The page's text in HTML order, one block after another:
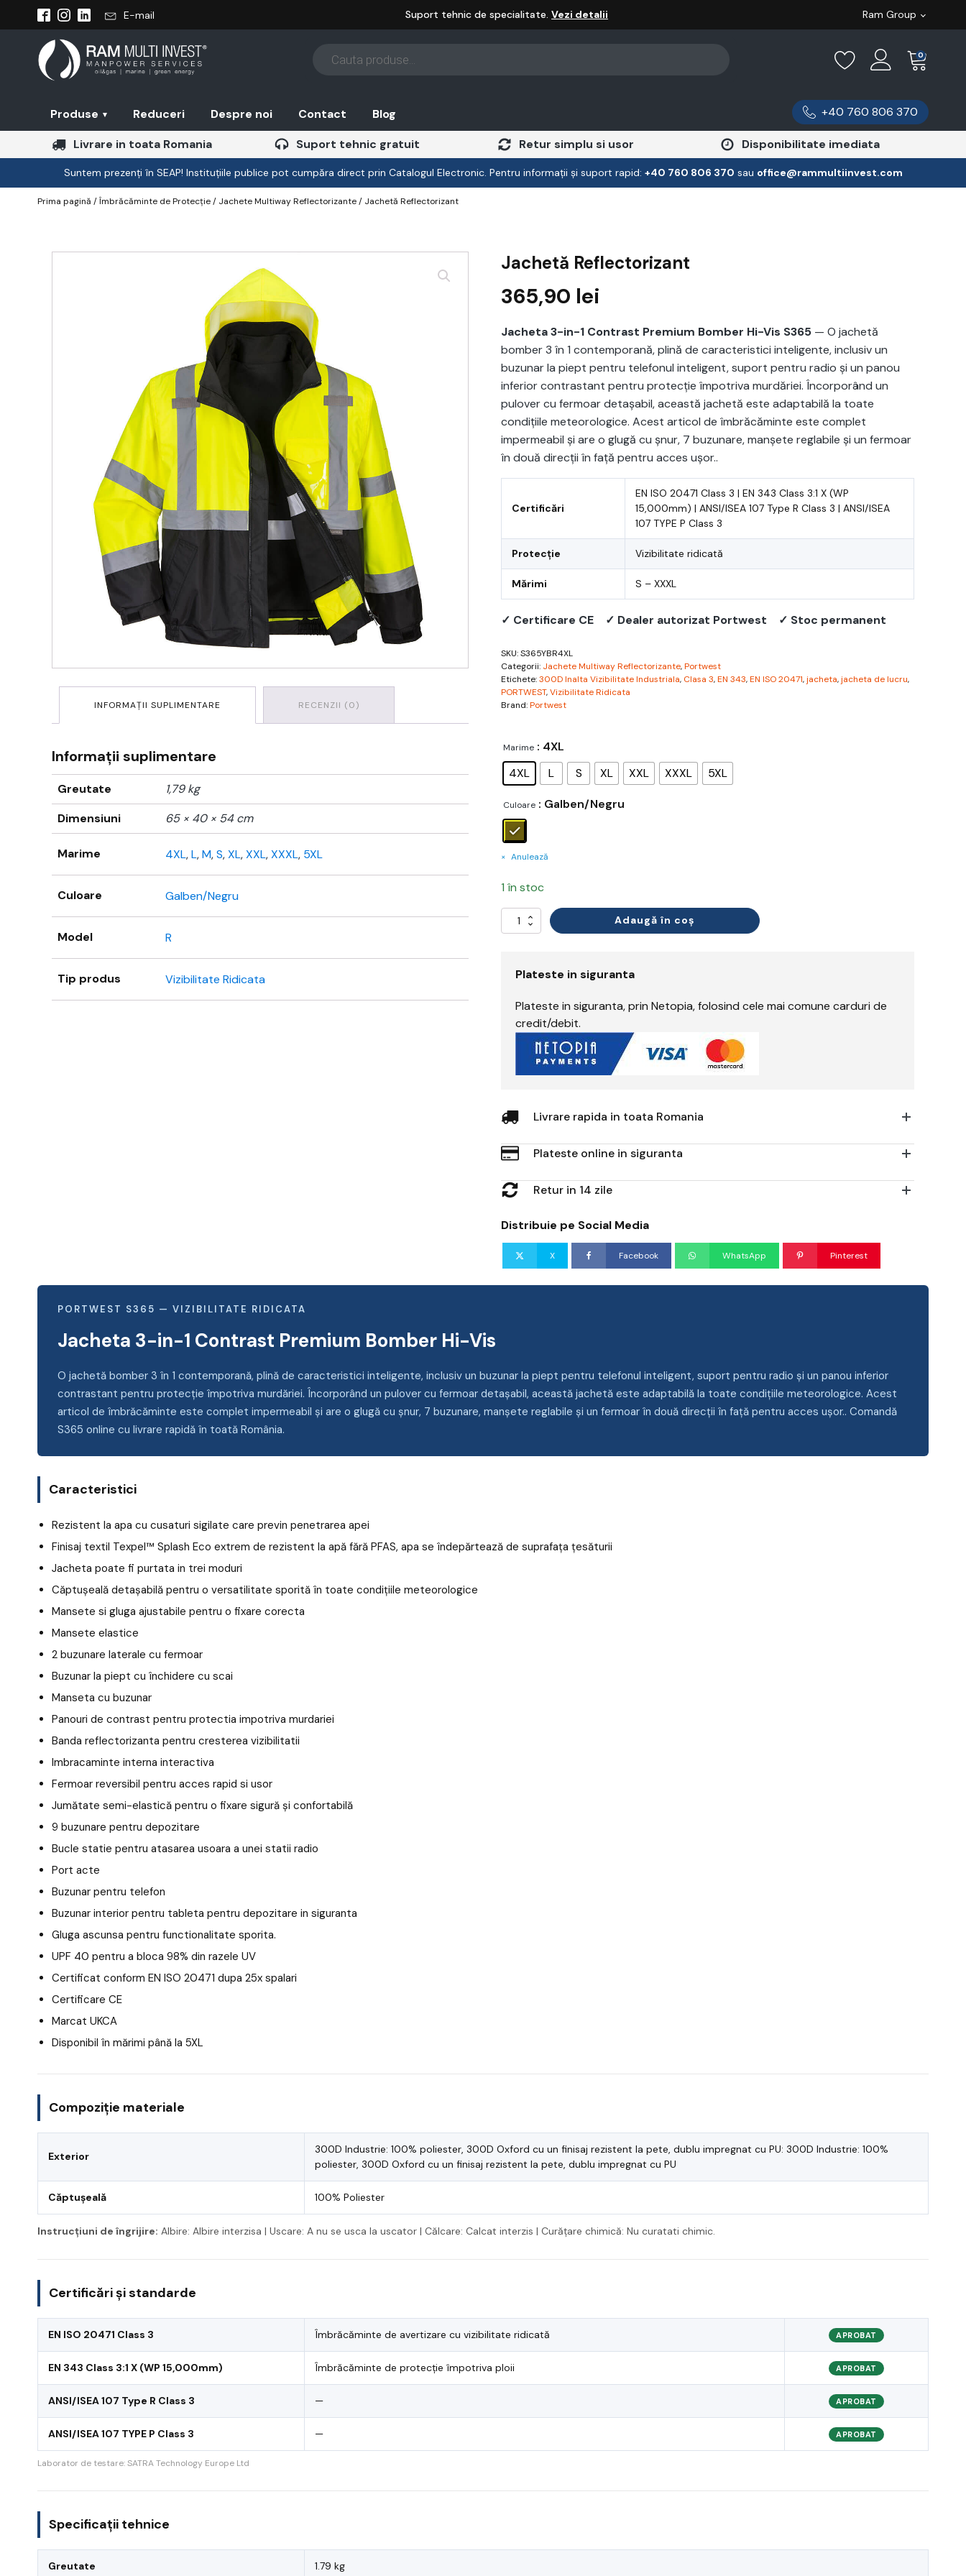
E-mail Suport tehnic de specialitate.Vezi detalii Ram Group
Products
search
0
Produse ▾ Reduceri Despre noi Contact Blog +40 760 806 370
Livrare in toata Romania Suport tehnic gratuit Retur simplu si usor Disponibilitate imediata
Suntem prezenți în SEAP! Instituțiile publice pot cumpăra direct prin Catalogul Electronic. Pentru informații și suport rapid: ‪+40 760 806 370 ‬ sau office@rammultiinvest.com
Prima pagină /Îmbrăcăminte de Protecție/ Jachete Multiway Reflectorizante/ Jachetă Reflectorizant
INFORMAȚII SUPLIMENTARE RECENZII (0)
Informații suplimentare
Greutate
1,79 kg
Dimensiuni
65 × 40 × 54 cm
Marime 4XL,L,M,S,XL,XXL,XXXL, 5XL
Culoare Galben/Negru
Model R
Tip produs Vizibilitate Ridicata
Jachetă Reflectorizant
365,90 lei
Jacheta 3-in-1 Contrast Premium Bomber Hi-Vis S365 — O jachetă
bomber 3 în 1 contemporană, plină de caracteristici inteligente, inclusiv un
buzunar la piept pentru telefonul inteligent, suport pentru radio și un panou
inferior contrastant pentru protecție împotriva murdăriei. Încorporând un
pulover cu fermoar detașabil, această jachetă este adaptabilă la toate
condițiile meteorologice. Acest articol de îmbrăcăminte este complet
impermeabil și are o glugă cu șnur, 7 buzunare, manșete reglabile și un fermoar
în două direcții în față pentru acces ușor..
Certificări
EN ISO 20471 Class 3 | EN 343 Class 3:1 X (WP
15,000mm) | ANSI/ISEA 107 Type R Class 3 | ANSI/ISEA
107 TYPE P Class 3
Protecție Vizibilitate ridicată
Mărimi S – XXXL
✓ Certificare CE ✓ Dealer autorizat Portwest ✓ Stoc permanent
SKU:S365YBR4XL
Categorii: Jachete Multiway Reflectorizante,Portwest
Etichete:300D Inalta Vizibilitate Industriala, Clasa 3,EN 343,EN ISO 20471,jacheta,jacheta de lucru,
PORTWEST,Vizibilitate Ridicata
Brand:Portwest
Marime : 4XL
4XL
L S XL XXL XXXL 5XL
Culoare : Galben/Negru
Anulează
1 în stoc
Cantitate
Jachetă
Adaugă în coș
Plateste in siguranta
Plateste in siguranta, prin Netopia, folosind cele mai comune carduri de
credit/debit.
Livrare rapida in toata Romania
Plateste online in siguranta
Retur in 14 zile
Distribuie pe Social Media
X Facebook WhatsApp Pinterest
PORTWEST S365 — VIZIBILITATE RIDICATA
Jacheta 3-in-1 Contrast Premium Bomber Hi-Vis
O jachetă bomber 3 în 1 contemporană, plină de caracteristici inteligente, inclusiv un buzunar la piept pentru telefonul inteligent, suport pentru radio și un panou inferior
contrastant pentru protecție împotriva murdăriei. Încorporând un pulover cu fermoar detașabil, această jachetă este adaptabilă la toate condițiile meteorologice. Acest
articol de îmbrăcăminte este complet impermeabil și are o glugă cu șnur, 7 buzunare, manșete reglabile și un fermoar în două direcții în față pentru acces ușor.. Comandă
S365 online cu livrare rapidă în toată România.
Caracteristici
Rezistent la apa cu cusaturi sigilate care previn penetrarea apei
Finisaj textil Texpel™ Splash Eco extrem de rezistent la apă fără PFAS, apa se îndepărtează de suprafața țesăturii
Jacheta poate fi purtata in trei moduri
Căptușeală detașabilă pentru o versatilitate sporită în toate condițiile meteorologice
Mansete si gluga ajustabile pentru o fixare corecta
Mansete elastice
2 buzunare laterale cu fermoar
Buzunar la piept cu închidere cu scai
Manseta cu buzunar
Panouri de contrast pentru protectia impotriva murdariei
Banda reflectorizanta pentru cresterea vizibilitatii
Imbracaminte interna interactiva
Fermoar reversibil pentru acces rapid si usor
Jumătate semi-elastică pentru o fixare sigură și confortabilă
9 buzunare pentru depozitare
Bucle statie pentru atasarea usoara a unei statii radio
Port acte
Buzunar pentru telefon
Buzunar interior pentru tableta pentru depozitare in siguranta
Gluga ascunsa pentru functionalitate sporita.
UPF 40 pentru a bloca 98% din razele UV
Certificat conform EN ISO 20471 dupa 25x spalari
Certificare CE
Marcat UKCA
Disponibil în mărimi până la 5XL
Compoziție materiale
Exterior
300D Industrie: 100% poliester, 300D Oxford cu un finisaj rezistent la pete, dublu impregnat cu PU: 300D Industrie: 100%
poliester, 300D Oxford cu un finisaj rezistent la pete, dublu impregnat cu PU
Căptușeală 100% Poliester
Instrucțiuni de îngrijire: Albire: Albire interzisa | Uscare: A nu se usca la uscator | Călcare: Calcat interzis | Curățare chimică: Nu curatati chimic.
Certificări și standarde
EN ISO 20471 Class 3 Îmbrăcăminte de avertizare cu vizibilitate ridicată APROBAT
EN 343 Class 3:1 X (WP 15,000mm) Îmbrăcăminte de protecție împotriva ploii APROBAT
ANSI/ISEA 107 Type R Class 3 — APROBAT
ANSI/ISEA 107 TYPE P Class 3 — APROBAT
Laborator de testare: SATRA Technology Europe Ltd
Specificații tehnice
Greutate 1.79 kg